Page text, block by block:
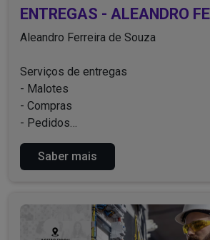
ENTREGAS - ALEANDRO
Aleandro Ferreira de Souza
Serviços de entregas
- Malotes
- Compras
- Pedidos
- Fretes
- Pacotes
Entre em contato!
Saber mais